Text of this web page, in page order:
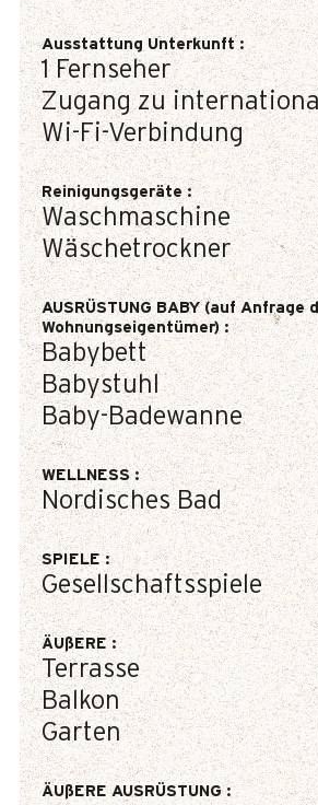
Ausstattung Unterkunft :
1 Fernseher
Zugang zu
Wi-Fi-Verbindung
Reinigungsgeräte:
Waschmaschine
Wäschetrockner
AUSRÜSTUNG BABY (auf Anfrage
Wohnungseigentümer):
Babybett
Babystuhl
Baby-Badewanne
WELLNESS:
Nordisches Bad
SPIELE:
Gesellschaftsspiele
ÄUßERE:
Terrasse
Balkon
Garten
ÄUßERE AUSRÜSTUNG :